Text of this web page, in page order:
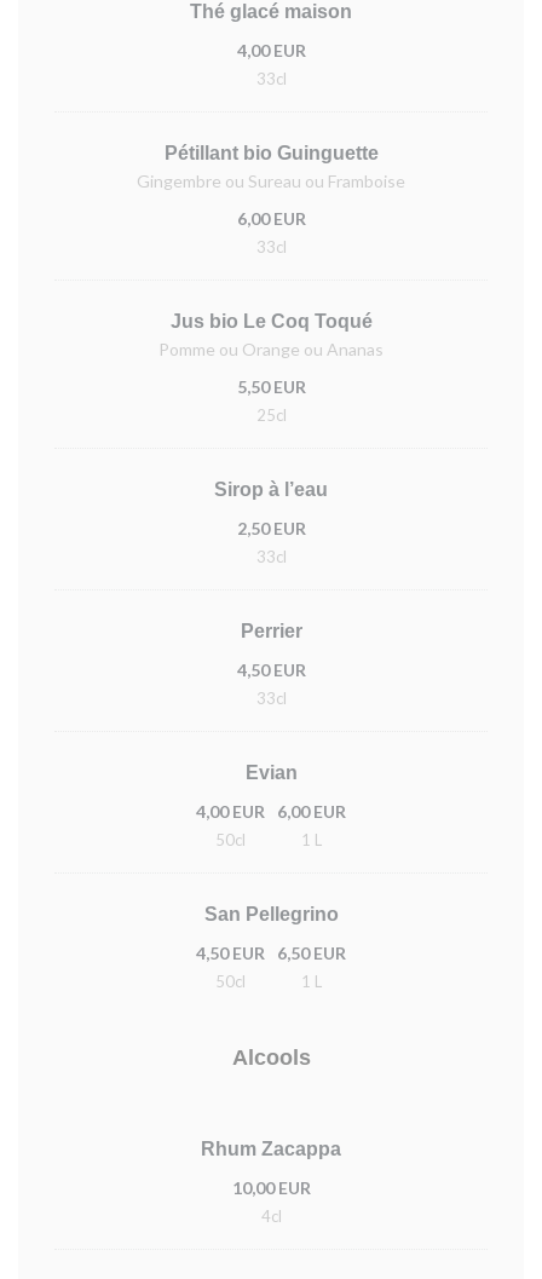
Thé glacé maison
4,00 EUR
33cl
Pétillant bio Guinguette
Gingembre ou Sureau ou Framboise
6,00 EUR
33cl
Jus bio Le Coq Toqué
Pomme ou Orange ou Ananas
5,50 EUR
25cl
Sirop à l’eau
2,50 EUR
33cl
Perrier
4,50 EUR
33cl
Evian
4,00 EUR
50cl
6,00 EUR
1 L
San Pellegrino
4,50 EUR
50cl
6,50 EUR
1 L
Alcools
Rhum Zacappa
10,00 EUR
4cl